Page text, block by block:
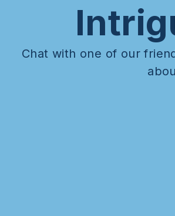
Chat with one of our